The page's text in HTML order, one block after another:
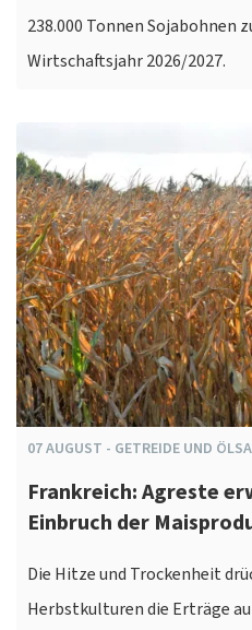
238.000 Tonnen Sojabohnen
Wirtschaftsjahr 2026/2027.
07AUGUST - GETREIDE UND
Frankreich: Agreste
Einbruch der
Die Hitze und Trockenheit
Herbstkulturen die Erträge